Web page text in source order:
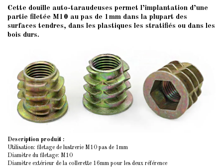
Cette douille auto-taraudeuses permet l’implantation d’une
partie filetée M10 au pas de 1mm dans la plupart des
surfaces tendres, dans les plastiques les stratifiés ou dans les
bois durs.
Description produit :
Utilisation: filetage de lustrerie M10 pas de 1mm
Diamètre du filetage: M10
Diamètre extérieur de la collerette 16mm pour les deux référence